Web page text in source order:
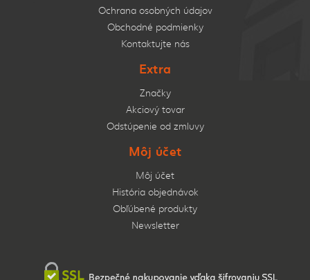
Ochrana osobných údajov
Obchodné podmienky
Kontaktujte nás
Extra
Značky
Akciový tovar
Odstúpenie od zmluvy
Môj účet
Môj účet
História objednávok
Obľúbené produkty
Newsletter